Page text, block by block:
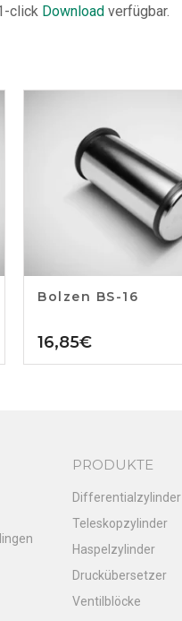
click Download verfügbar.
Bolzen BS-16
16,85€
PRODUKTE
Differentialzylinder
Teleskopzylinder
Haspelzylinder
Druckübersetzer
Ventilblöcke